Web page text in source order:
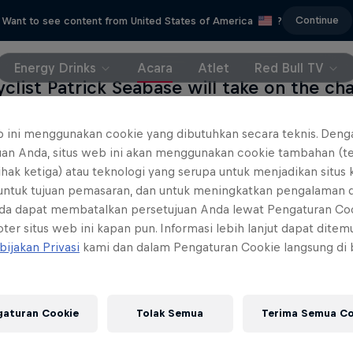
Want to see content from United States of America ? Continue
Energy Drinks Acara Atlet Red Bull TV
Patrick Seabase will take on the
2015. He intends to ride the first
France in the French Pyrenees in a
to Bayonne – through five passes,
and a distance of over 300
no brakes.
ini menggunakan cookie yang dibutuhkan secara teknis.
Anda, situs web ini akan menggunakan cookie tambahan
ketiga) atau teknologi yang serupa untuk menjadikan situs
tujuan pemasaran, dan untuk meningkatkan pengalaman
dapat membatalkan persetujuan Anda lewat Pengaturan
situs web ini kapan pun. Informasi lebih lanjut dapat
Privasi kami dan dalam Pengaturan Cookie langsung di
Cookie Tolak Semua Terima Semua